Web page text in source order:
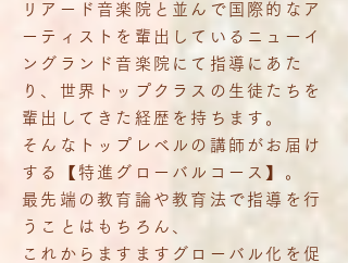
リアード音楽院と並んで国際的なア
ーティストを輩出しているニューイ
ングランド音楽院にて指導にあた
り、世界トップクラスの生徒たちを
輩出してきた経歴を持ちます。
そんなトップレベルの講師がお届け
する【特進グローバルコース】。
最先端の教育論や教育法で指導を行
うことはもちろん、
これからますますグローバル化を促